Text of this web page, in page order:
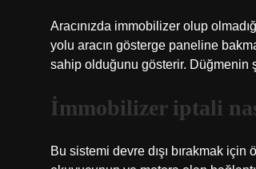
Aracınızda immobilizer olup
yolu aracın gösterge paneline
sahip olduğunu gösterir. Düğmenin
İmmobilizer iptali
Bu sistemi devre dışı bırakmak